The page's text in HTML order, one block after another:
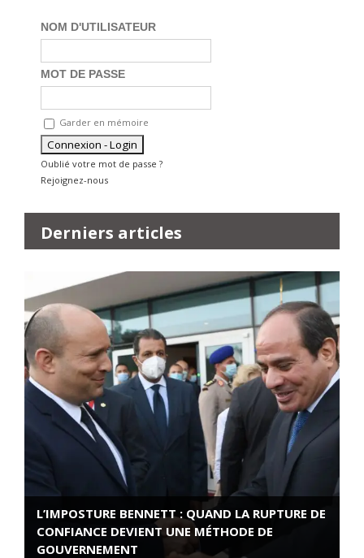
NOM D'UTILISATEUR
MOT DE PASSE
Garder en mémoire
Oublié votre mot de passe ?
Rejoignez-nous
Derniers articles
L’IMPOSTURE BENNETT : QUAND LA RUPTURE DE
CONFIANCE DEVIENT UNE MÉTHODE DE
GOUVERNEMENT